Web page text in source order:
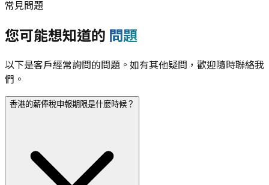
常見問題
您可能想知道的 問題
以下是客戶經常詢問的問題。如有其他疑問，歡迎隨時聯絡我
們。
香港的薪俸稅申報期限是什麼時候？